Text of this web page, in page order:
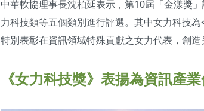
中華軟協理事長沈柏延表示，第10屆「金漾獎
力科技類等五個類別進行評選。其中女力科技
特別表彰在資訊領域特殊貢獻之女力代表，創造
《女力科技獎》表揚為資訊產